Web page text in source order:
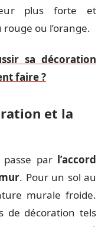
plus forte et
ou l’orange.
sa décoration
faire ?
et la
par l’accord
. Pour un sol au
murale froide.
de décoration tels